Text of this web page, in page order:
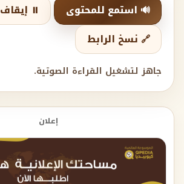
🔊 استمع للمحتوى
⏸️ إيقاف
🔗 نسخ الرابط
جاهز لتشغيل القراءة الصوتية.
إعلان